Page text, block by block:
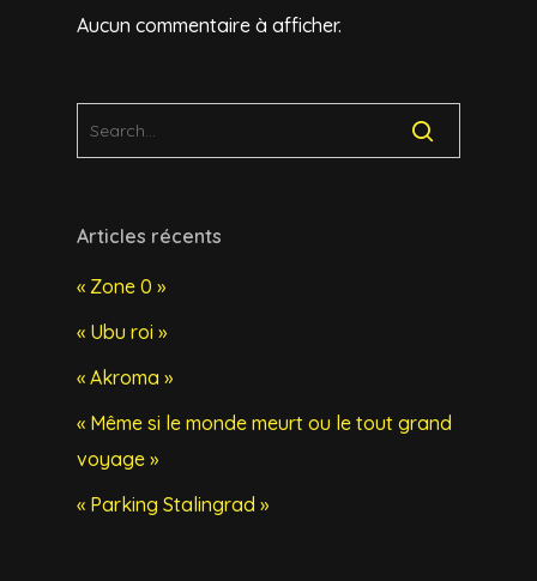
Aucun commentaire à afficher.
Articles récents
« Zone 0 »
« Ubu roi »
« Akroma »
« Même si le monde meurt ou le tout grand
voyage »
« Parking Stalingrad »